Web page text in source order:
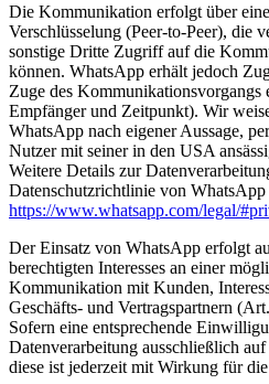
Die Kommunikation erfolgt über
Verschlüsselung (Peer-to-Peer), die
sonstige Dritte Zugriff auf die
können. WhatsApp erhält jedoch
Zuge des Kommunikationsvorgangs
Empfänger und Zeitpunkt). Wir
WhatsApp nach eigener Aussage,
Nutzer mit seiner in den USA
Weitere Details zur
Datenschutzrichtlinie von WhatsApp
https://www.whatsapp.com/legal/
Der Einsatz von WhatsApp erfolgt
berechtigten Interesses an einer
Kommunikation mit Kunden,
Geschäfts- und Vertragspartnern
Sofern eine entsprechende
Datenverarbeitung ausschließlich
diese ist jederzeit mit Wirkung für